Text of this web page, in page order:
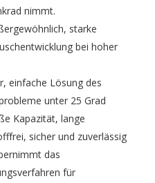
nimmt.
starke
bei hoher
einfache Lösung des
unter 25 Grad
Kapazität, lange
sicher und zuverlässig
das
für